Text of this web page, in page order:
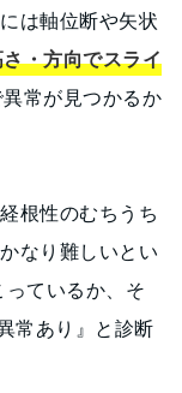
は軸位断や矢状
・方向でスライ
常が見つかるか
根性のむちうち
なり難しいとい
ているか、そ
常あり』と診断